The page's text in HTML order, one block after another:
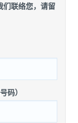
们联络您，请留
码）